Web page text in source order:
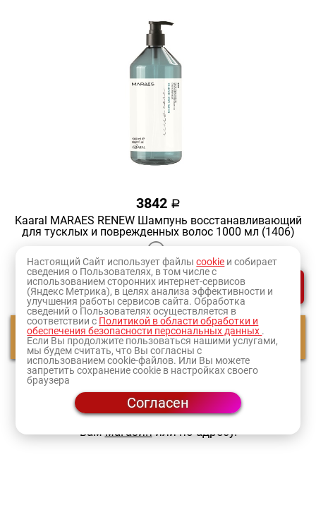
3842 a
Kaaral MARAES RENEW Шампунь восстанавливающий
для тусклых и поврежденных волос 1000 мл (1406)
- + В корзину
Смотреть еще
Оформите заказ и товар доставят в ближайший к
ваммагазинили по адресу.
Настоящий Сайт использует файлыcookie и собирает
сведения о Пользователях, в том числе с
использованием сторонних интернет-сервисов
(Яндекс Метрика), в целях анализа эффективности и
улучшения работы сервисов сайта. Обработка
сведений о Пользователях осуществляется в
соответствии с Политикой в области обработки и
обеспечения безопасности персональных данных .
Если Вы продолжите пользоваться нашими услугами,
мы будем считать, что Вы согласны с
использованием cookie-файлов. Или Вы можете
запретить сохранение cookie в настройках своего
браузера
Согласен